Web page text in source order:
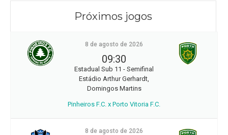
Próximos jogos
8 de agosto de 2026
09:30
Estadual Sub 11 - Semifinal
Estádio Arthur Gerhardt,
Domingos Martins
Pinheiros F.C. x Porto Vitoria F.C.
8 de agosto de 2026